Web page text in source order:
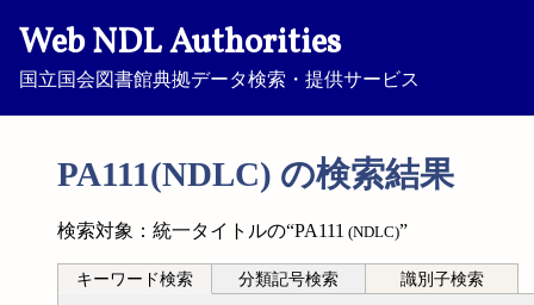
Web NDL Authorities
国立国会図書館典拠データ検索・提供サービス
PA111(NDLC) の検索結果
検索対象：統一タイトルの“PA111 (NDLC)”
キーワード検索 分類記号検索 識別子検索